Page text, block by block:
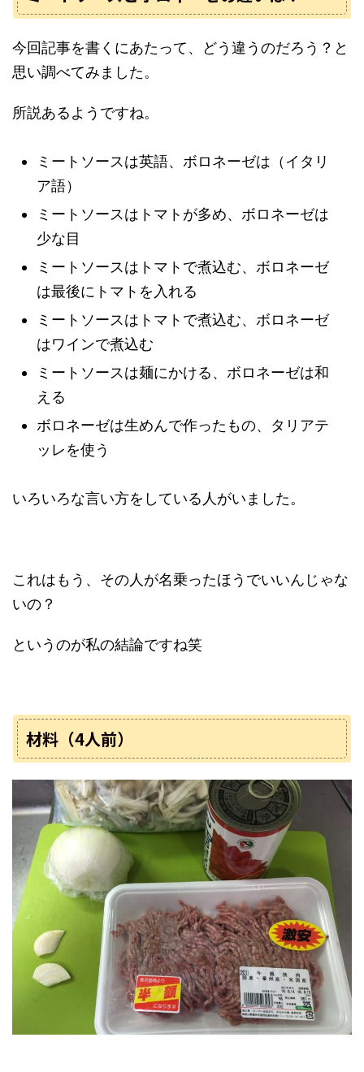
今回記事を書くにあたって、どう違うのだろう？と
思い調べてみました。
所説あるようですね。
ミートソースは英語、ボロネーゼは（イタリ
ア語）
ミートソースはトマトが多め、ボロネーゼは
少な目
ミートソースはトマトで煮込む、ボロネーゼ
は最後にトマトを入れる
ミートソースはトマトで煮込む、ボロネーゼ
はワインで煮込む
ミートソースは麺にかける、ボロネーゼは和
える
ボロネーゼは生めんで作ったもの、タリアテ
ッレを使う
いろいろな言い方をしている人がいました。
これはもう、その人が名乗ったほうでいいんじゃな
いの？
というのが私の結論ですね笑
材料（4人前）